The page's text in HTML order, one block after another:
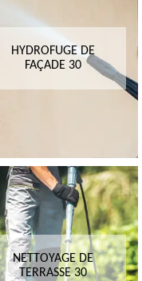
HYDROFUGE DE
FAÇADE 30
NETTOYAGE DE
TERRASSE 30